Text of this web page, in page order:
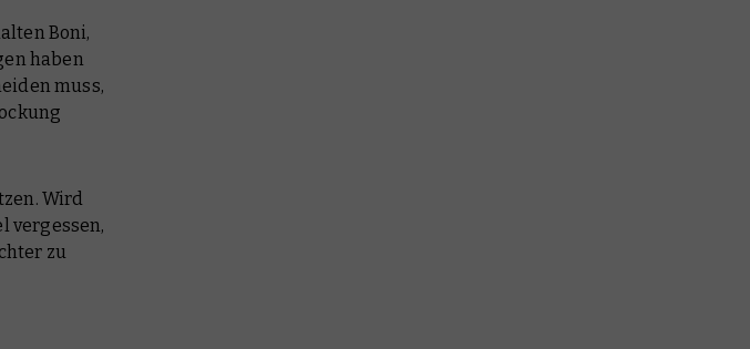
Boni,
haben
muss,
Wird
vergessen,
zu